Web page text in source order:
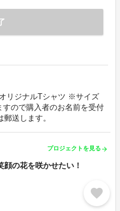
リジナルTシャツ ※サイズ
ので購入者のお名前を受付
送します。
プロジェクトを見る arrow_forward
の花を咲かせたい！
favorite